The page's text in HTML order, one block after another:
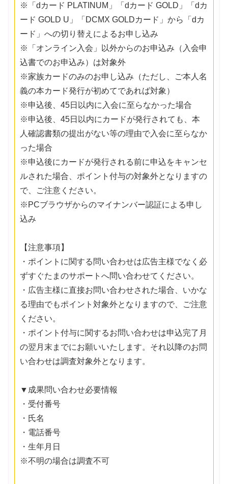
※「dカード PLATINUM」「dカード GOLD」「dカ
ード GOLD U」「DCMX GOLDカード」から「dカ
ード」への切り替えによるお申し込み
※「オンライン入会」以外からのお申込み（入会申
込書でのお申込み）は対象外
※家族カードのみのお申し込み（ただし、ご本人名
義の本カード発行が初めてであれば対象）
※申込後、45日以内に入会に至らなかった場合
※申込後、45日以内にカードが発行されても、本
人確認書類の提出がない等の理由で入会に至らなか
った場合
※申込後にカードが発行される前に申込をキャンセ
ルされた場合、ポイント付与の対象外となりますの
で、ご注意ください。
※PCブラウザからのマイナンバー認証による申し
込み
【注意事項】
・ポイントに関する問い合わせは広告主様でなく必
ずすぐたまのサポートへ問い合わせてください。
・広告主様に直接お問い合わせされた場合、いかな
る理由でもポイント対象外となりますので、ご注意
ください。
・ポイント付与に関するお問い合わせは申込完了月
の翌月末までにお願いいたします。それ以降のお問
い合わせは調査対象外となります。
▼成果問い合わせ必要情報
・受付番号
・氏名
・電話番号
・生年月日
※不明の場合は調査不可